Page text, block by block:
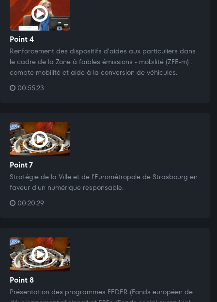
Point 4
Renforcement des dispositifs d'aides aux particuliers dans
le cadre de la Zone à faibles émissions - mobilité (ZFE-m) :
compte mobilité et aide à la conversion de véhicules.
00:55:23
Point 7
Stratégie de la Ville et de l'Eurométropole de Strasbourg en
faveur d'un numérique responsable.
00:20:29
Point 8
Présentation des programmes FEDER (Fonds européen de